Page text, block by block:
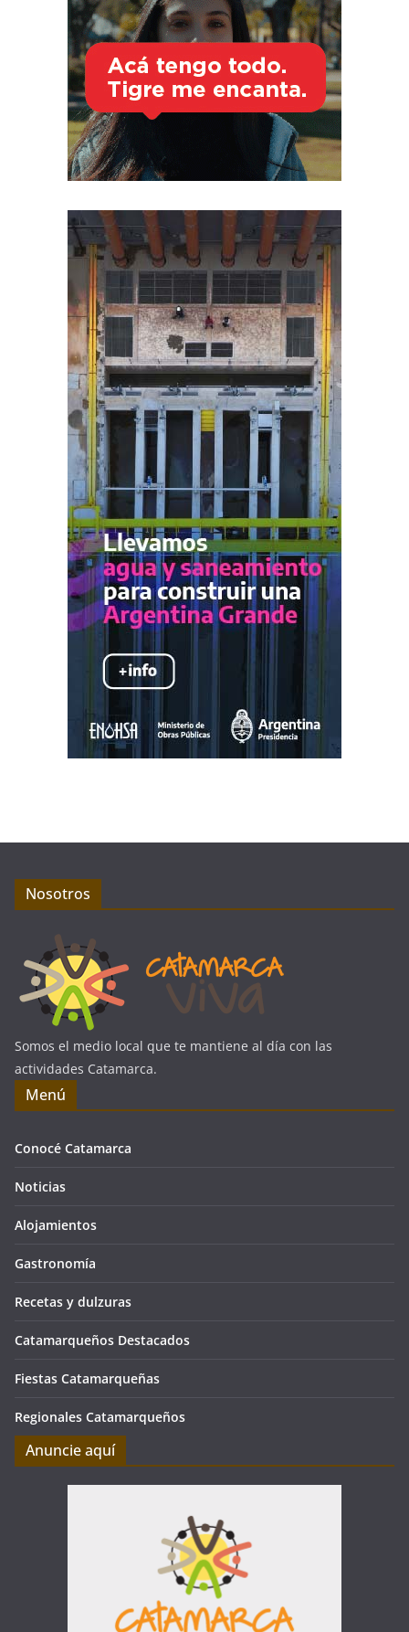
Nosotros
Somos el medio local que te mantiene al día con las
actividades Catamarca.
Menú
Conocé Catamarca
Noticias
Alojamientos
Gastronomía
Recetas y dulzuras
Catamarqueños Destacados
Fiestas Catamarqueñas
Regionales Catamarqueños
Anuncie aquí